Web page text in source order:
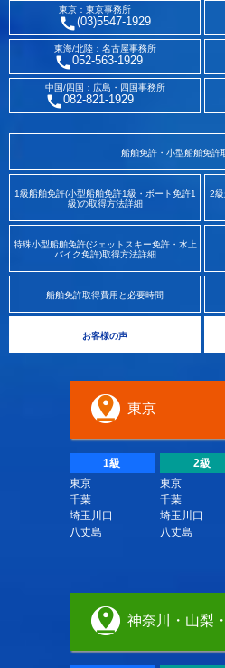
東京：東京事務所
(03)5547-1929
東海/北陸：名古屋事務所
052-563-1929
中国/四国：広島・四国事務所
082-821-1929
船舶免許・小型船舶免許
1級船舶免許(小型船舶免許1級・ボート免許1
級)の取得方法詳細
2
特殊小型船舶免許(ジェットスキー免許・水上
バイク免許)取得方法詳細
船舶免許取得費用と必要時間
お客様の声
東京
1級
東京
千葉
埼玉川口
八丈島
2級
東京
千葉
埼玉川口
八丈島
神奈川・山梨